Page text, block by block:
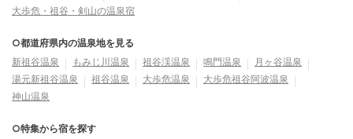
大歩危・祖谷・剣山の温泉宿
○都道府県内の温泉地を見る
新祖谷温泉
もみじ川温泉 祖谷渓温泉 鳴門温泉
月ヶ谷温泉
湯元新祖谷温泉
祖谷温泉 大歩危温泉
大歩危祖谷阿波温泉
神山温泉
○特集から宿を探す